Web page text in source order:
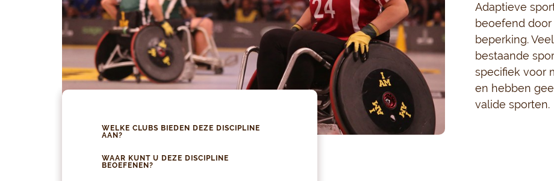
WELKE CLUBS BIEDEN DEZE DISCIPLINE
AAN?
WAAR KUNT U DEZE DISCIPLINE
BEOEFENEN?
Adaptieve
beoefend
beperking.
bestaande
specifiek voor
en hebben
valide sporten.